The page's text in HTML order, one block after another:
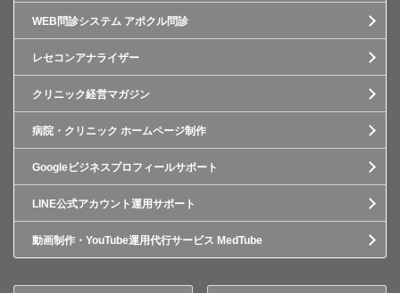
WEB問診システム アポクル問診
レセコンアナライザー
クリニック経営マガジン
病院・クリニック ホームページ制作
Googleビジネスプロフィールサポート
LINE公式アカウント運用サポート
動画制作・YouTube運用代行サービス MedTube